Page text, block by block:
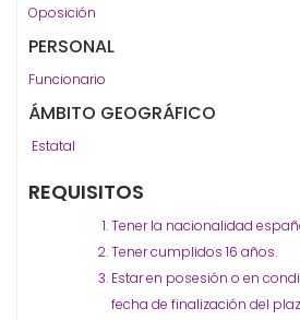
Oposición
PERSONAL
Funcionario
ÁMBITO GEOGRÁFICO
Estatal
REQUISITOS
Tener la nacionalidad
Tener cumplidos 16 años.
Estar en posesión o en
fecha de finalización del